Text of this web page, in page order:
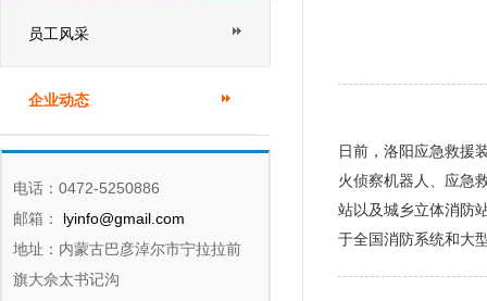
员工风采
企业动态
电话：0472-5250886
邮箱：
lyinfo@gmail.com
地址：内蒙古巴彦淖尔市宁拉拉前
旗大佘太书记沟
日前，洛阳应急救援
火侦察机器人、应急
站以及城乡立体消防
于全国消防系统和大